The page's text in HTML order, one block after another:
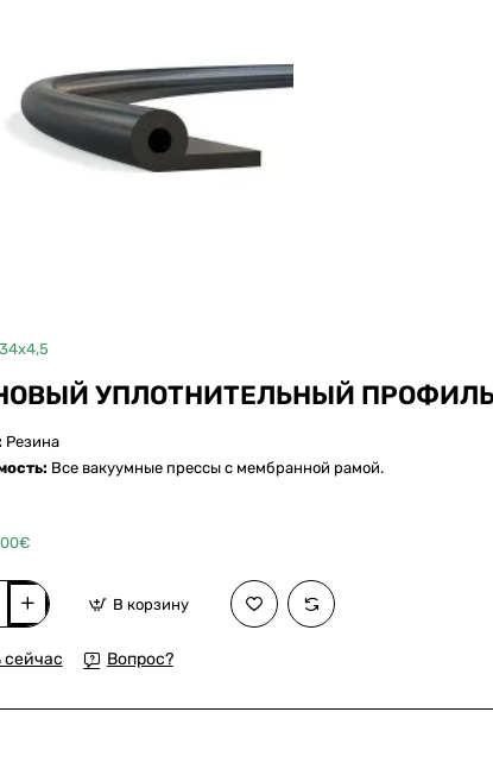
УПЛОТНИТЕЛЬНЫЙ
Резина
Все вакуумные прессы с мембранной рамой.
В корзину
сейчас Вопрос?